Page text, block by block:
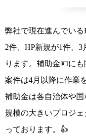
弊社で現在進んでい
2件、HP新規が1件、
ります。補助金💴に
案件は4月以降に作業
補助金は各自治体や
規模の大きいプロジ
っております。👍